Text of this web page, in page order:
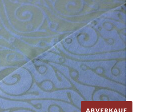
ABVERKAUF